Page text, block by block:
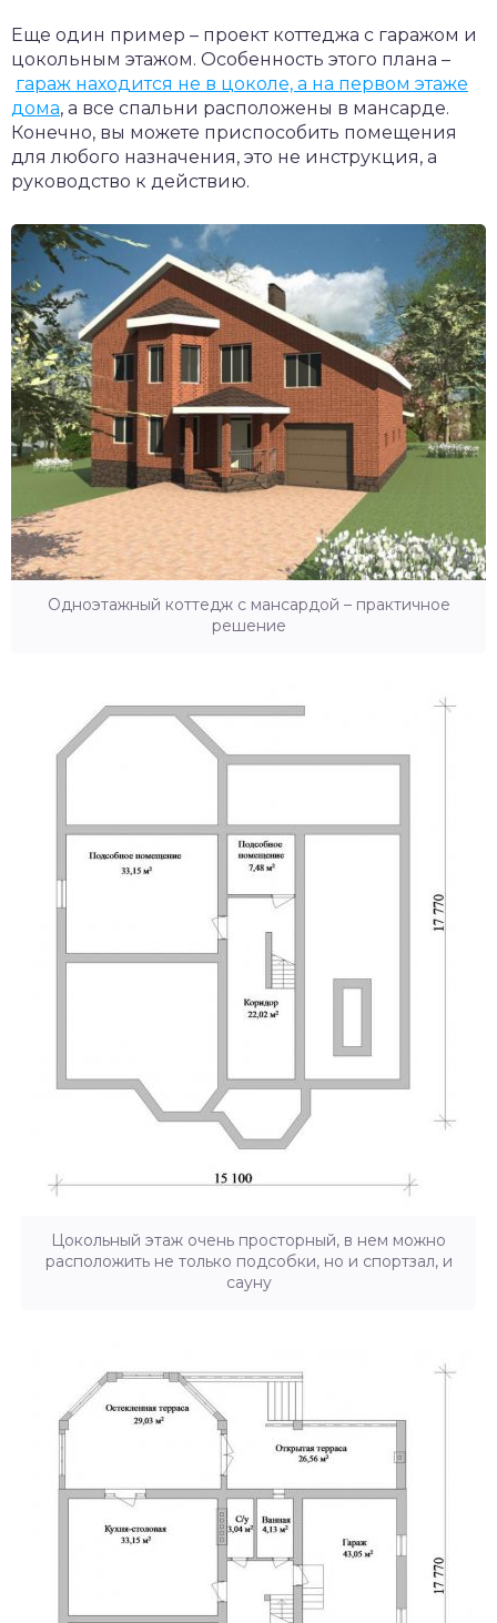
Еще один пример – проект коттеджа с гаражом и
цокольным этажом. Особенность этого плана –
гараж находится не в цоколе, а на первом этаже
дома, а все спальни расположены в мансарде.
Конечно, вы можете приспособить помещения
для любого назначения, это не инструкция, а
руководство к действию.
Одноэтажный коттедж с мансардой – практичное
решение
Цокольный этаж очень просторный, в нем можно
расположить не только подсобки, но и спортзал, и
сауну